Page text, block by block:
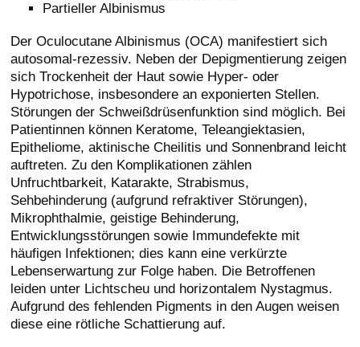
Partieller Albinismus
Der Oculocutane Albinismus (OCA) manifestiert sich
autosomal-rezessiv. Neben der Depigmentierung zeigen
sich Trockenheit der Haut sowie Hyper- oder
Hypotrichose, insbesondere an exponierten Stellen.
Störungen der Schweißdrüsenfunktion sind möglich. Bei
Patientinnen können Keratome, Teleangiektasien,
Epitheliome, aktinische Cheilitis und Sonnenbrand leicht
auftreten. Zu den Komplikationen zählen
Unfruchtbarkeit, Katarakte, Strabismus,
Sehbehinderung (aufgrund refraktiver Störungen),
Mikrophthalmie, geistige Behinderung,
Entwicklungsstörungen sowie Immundefekte mit
häufigen Infektionen; dies kann eine verkürzte
Lebenserwartung zur Folge haben. Die Betroffenen
leiden unter Lichtscheu und horizontalem Nystagmus.
Aufgrund des fehlenden Pigments in den Augen weisen
diese eine rötliche Schattierung auf.